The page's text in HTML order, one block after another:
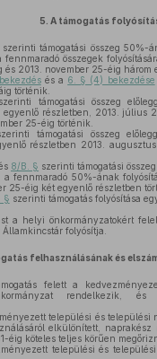
5. A támogatás
szerinti támogatási összeg 50%-
összegek
2013. november 25-éig három
és a 6. § (4) bekezdése
történik.
támogatási összeg
egyenlő részletben, 2013. július
25-éig történik.
támogatási összeg
részletben 2013.
8/B. § szerinti támogatási
fennmaradó 50%-ának
25-éig két egyenlő részletben
§ szerinti támogatás folyósítása
a helyi önkormányzatokért
folyósítja.
felhasználásának és
felett a
rendelkezik,
települési és települési
elkülönített,
éig köteles teljes körűen
települési és